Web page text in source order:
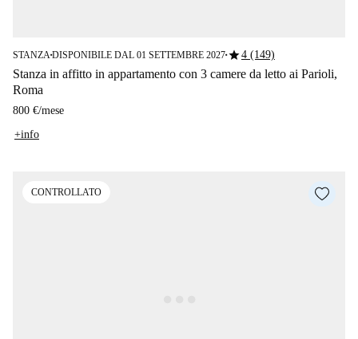
STANZA ■DISPONIBILE DAL 01 SETTEMBRE 2027■star4 (149)
Stanza in affitto in appartamento con 3 camere da letto ai Parioli,
Roma
800 €/mese
+info
CONTROLLATO